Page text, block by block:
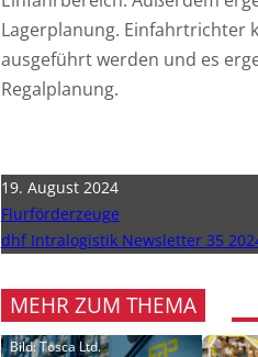
Lagerplanung. Einfahrtrichter
ausgeführt werden und es
Regalplanung.
19. August 2024
Flurförderzeuge
dhf Intralogistik Newsletter 35
MEHR ZUM THEMA
Bild: Tosca Ltd.